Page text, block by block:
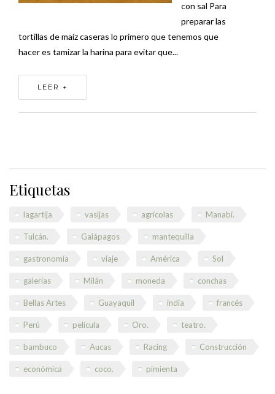
con sal Para
preparar las
tortillas de maíz caseras lo primero que tenemos que
hacer es tamizar la harina para evitar que...
LEER +
Etiquetas
lagartija vasijas agrícolas Manabí.
Tulcán. Galápagos mantequilla
gastronomía viaje América Sol
galerías Milán moneda conchas
Bellas Artes Guayaquil india francés
Perú película Oro. teatro.
bambuco Aucas Racing Construcción
económica coco. pimienta